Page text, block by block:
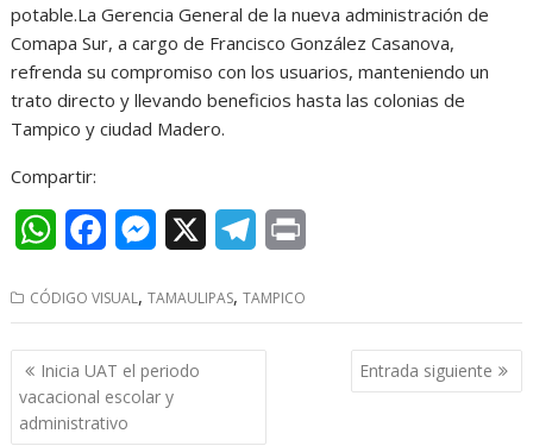
potable.La Gerencia General de la nueva administración de
Comapa Sur, a cargo de Francisco González Casanova,
refrenda su compromiso con los usuarios, manteniendo un
trato directo y llevando beneficios hasta las colonias de
Tampico y ciudad Madero.
Compartir:
W
a
t
s
A
c
e
b
o
M
s
s
e
l
e
CÓDIGO VISUAL,TAMAULIPAS,TAMPICO
Navegación
de
entradas
Inicia UAT el periodo
vacacional escolar y
administrativo
Entrada siguiente